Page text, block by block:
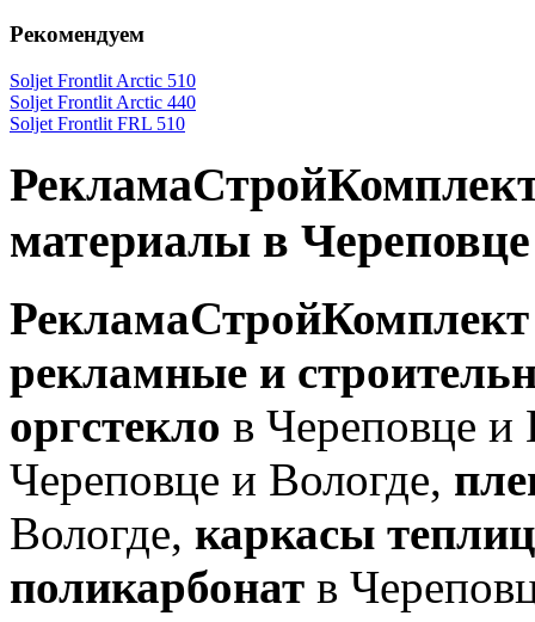
Рекомендуем
Soljet Frontlit Arctic 510
Soljet Frontlit Arctic 440
Soljet Frontlit FRL 510
материалы в
РекламаСтройКомплект
рекламные и
оргстекло в Череповце и
Череповце и Вологде,
Вологде, каркасы теплиц
поликарбонат в